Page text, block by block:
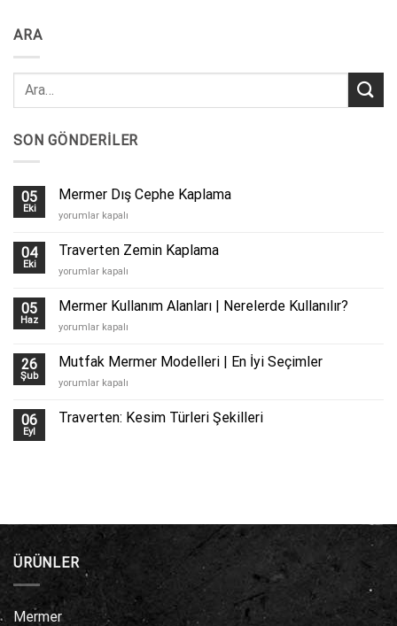
ARA
SON GÖNDERILER
05
Eki
Mermer Dış Cephe Kaplama
Mermer
Cephe
için
yorumlar kapalı
04
Eki
Traverten Zemin Kaplama
Traverten
Kaplama
yorumlar kapalı
05
Haz
Mermer Kullanım Alanları | Nerelerde Kullanılır?
Mermer
Alanları
Nerelerde
için
yorumlar kapalı
26
Şub
Mutfak Mermer Modelleri | En İyi Seçimler
Mutfak
Modelleri
yorumlar kapalı
06
Eyl
Traverten: Kesim Türleri Şekilleri
ÜRÜNLER
Mermer